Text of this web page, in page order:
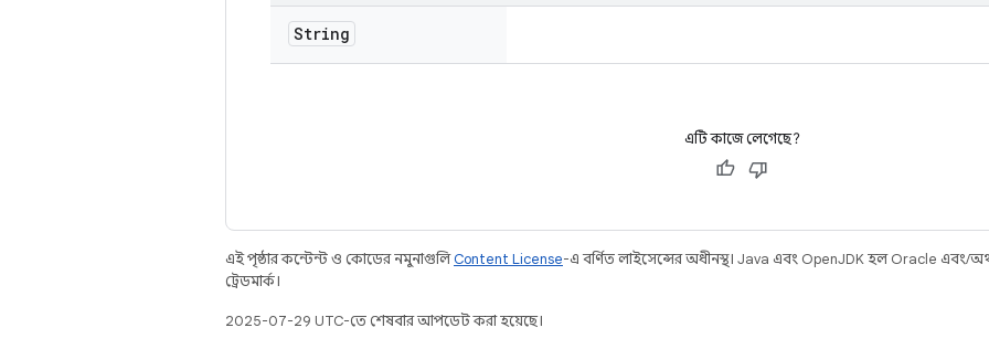
String
এটি কাজে লেগেছে?
এই পৃষ্ঠার কন্টেন্ট ও কোডের নমুনাগুলিContent License-এ বর্ণিত লাইসেন্সের অধীনস্থ। Java এবং OpenJDK হল Oracle এবং/
ট্রেডমার্ক।
2025-07-29 UTC-তে শেষবার আপডেট করা হয়েছে।